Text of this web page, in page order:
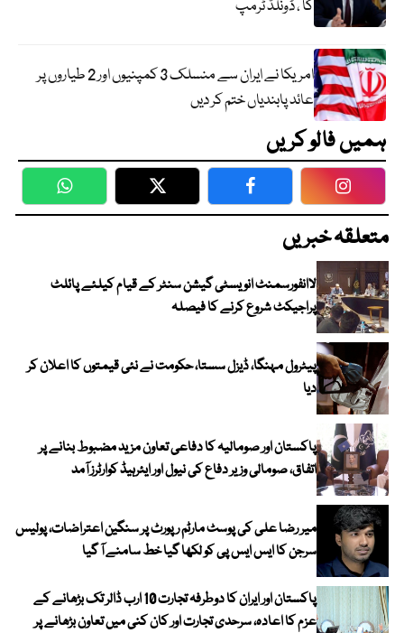
گا ، ڈونلڈ ٹرمپ
امریکا نے ایران سے منسلک 3 کمپنیوں اور 2 طیاروں پر
عائد پابندیاں ختم کر دیں
ہمیں فالو کریں
WhatsApp Twitter Facebook
متعلقہ خبریں
لاانفورسمنٹ انویسٹی گیشن سنٹر کے قیام کیلئے پائلٹ
پراجیکٹ شروع کرنے کا فیصلہ
پیٹرول مہنگا، ڈیزل سستا، حکومت نے نئی قیمتوں کا اعلان کر
دیا
پاکستان اور صومالیہ کا دفاعی تعاون مزید مضبوط بنانے پر
اتفاق، صومالی وزیر دفاع کی نیول اور ایئرہیڈ کوارٹرز آمد
میر رضا علی کی پوسٹ مارٹم رپورٹ پر سنگین اعتراضات، پولیس
سرجن کا ایس ایس پی کو لکھا گیا خط سامنے آ گیا
پاکستان اور ایران کا دوطرفہ تجارت 10 ارب ڈالر تک بڑھانے کے
عزم کا اعادہ، سرحدی تجارت اور کان کنی میں تعاون بڑھانے پر